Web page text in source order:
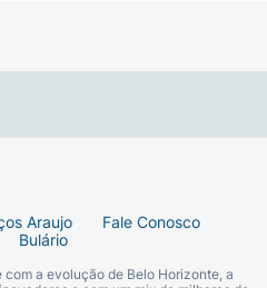
Araujo
Fale Conosco
Bulário
a evolução de Belo Horizonte, a